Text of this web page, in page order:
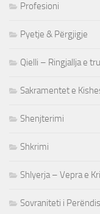
Profesioni
Pyetje & Përgjigje
Qielli – Ringjallja e
Sakramentet e
Shenjterimi
Shkrimi
Shlyerja – Vepra e
Sovraniteti i